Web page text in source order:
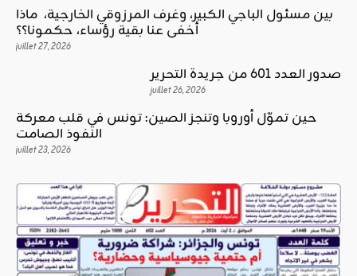
بين مسئول الباجي الكبير، وغرف المرزوقي الخارجية، ماذا
أخفى عنا بقية رؤساء، حكمونا؟؟
juillet 27, 2026
صدور العدد 601 من جريدة التحرير
juillet 26, 2026
حين تموّل أوروبا وتنجز الصين: تونس في قلب معركة
النفوذ الصامت
juillet 23, 2026